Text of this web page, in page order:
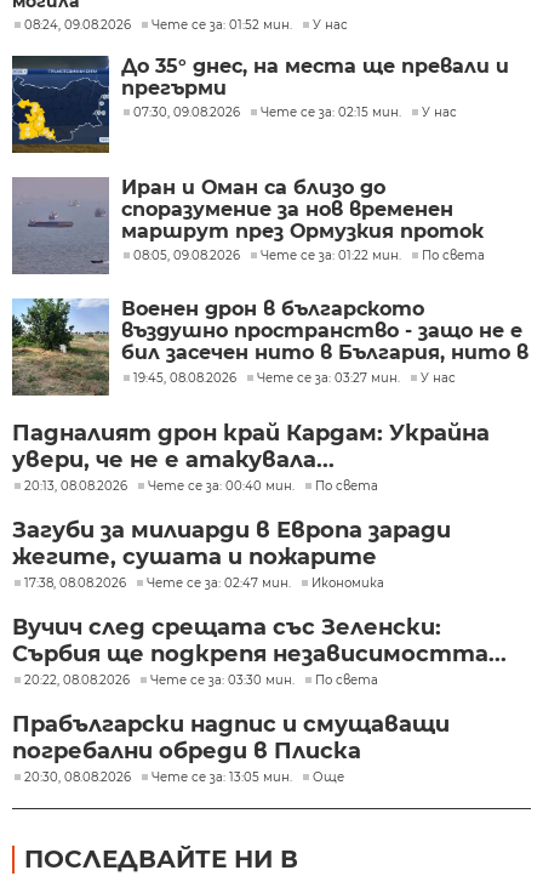
08:24, 09.08.2026 Чете се за: 01:52 мин. У нас
До 35° днес, на места ще превали и
прегърми
07:30, 09.08.2026 Чете се за: 02:15 мин. У нас
Иран и Оман са близо до
споразумение за нов временен
маршрут през Ормузкия проток
08:05, 09.08.2026 Чете се за: 01:22 мин. По света
Военен дрон в българското
въздушно пространство - защо не е
бил засечен нито в България, нито в
Румъния?
19:45, 08.08.2026 Чете се за: 03:27 мин. У нас
Падналият дрон край Кардам: Украйна
увери, че не е атакувала...
20:13, 08.08.2026 Чете се за: 00:40 мин. По света
Загуби за милиарди в Европа заради
жегите, сушата и пожарите
17:38, 08.08.2026 Чете се за: 02:47 мин. Икономика
Вучич след срещата със Зеленски:
Сърбия ще подкрепя независимостта...
20:22, 08.08.2026 Чете се за: 03:30 мин. По света
Прабългарски надпис и смущаващи
погребални обреди в Плиска
20:30, 08.08.2026 Чете се за: 13:05 мин. Още
ПОСЛЕДВАЙТЕ НИ В